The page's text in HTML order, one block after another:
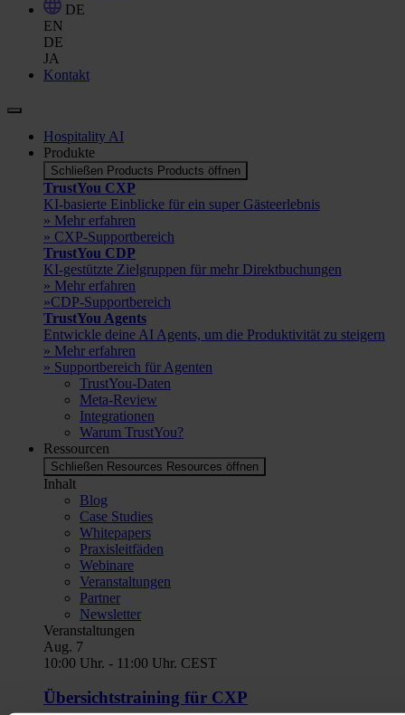
DE
EN
DE
JA
Kontakt
Hospitality AI
Produkte
Schließen Products Products öffnen
TrustYou CXP
KI-basierte Einblicke für ein super Gästeerlebnis
» Mehr erfahren
» CXP-Supportbereich
TrustYou CDP
KI-gestützte Zielgruppen für mehr Direktbuchungen
» Mehr erfahren
»CDP-Supportbereich
TrustYou Agents
Entwickle deine AI Agents, um die Produktivität zu steigern
» Mehr erfahren
» Supportbereich für Agenten
TrustYou-Daten
Meta-Review
Integrationen
Warum TrustYou?
Ressourcen
Schließen Resources Resources öffnen
Inhalt
Blog
Case Studies
Whitepapers
Praxisleitfäden
Webinare
Veranstaltungen
Partner
Newsletter
Veranstaltungen
Aug. 7
10:00 Uhr. - 11:00 Uhr. CEST
Übersichtstraining für CXP